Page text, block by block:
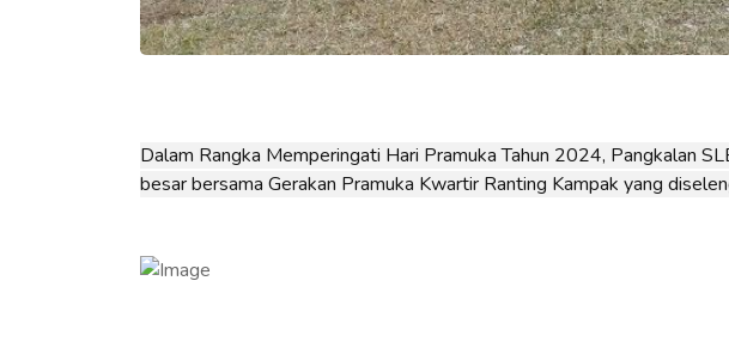
Dalam Rangka Memperingati Hari Pramuka Tahun 2024, Pangkalan
besar bersama Gerakan Pramuka Kwartir Ranting Kampak yang